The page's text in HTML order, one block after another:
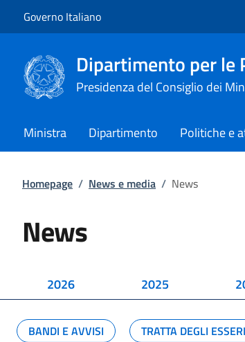
Governo Italiano
Dipartimento per le
Presidenza del Consiglio dei
Ministra Dipartimento Politiche e
Homepage / News e media / News
News
2026 2025
BANDI E AVVISI TRATTA DEGLI